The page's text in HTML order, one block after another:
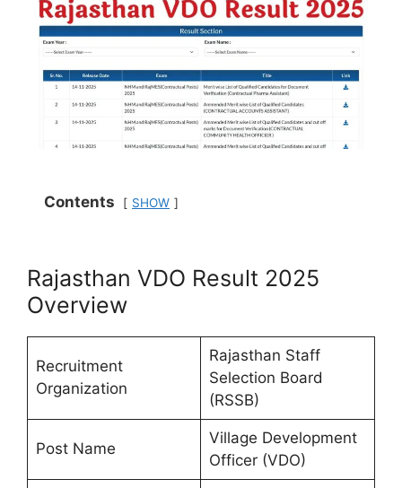
Contents SHOW
Rajasthan VDO Result 2025
Overview
Recruitment
Organization
Rajasthan Staff
Selection Board
(RSSB)
Post Name
Village Development
Officer (VDO)